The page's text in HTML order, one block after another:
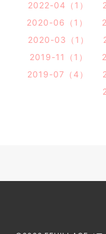
2022-04（1）
2020-06（1）
2020-03（1）
2019-11（1）
2019-07（4）